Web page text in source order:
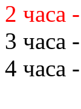
2 часа
3 часа
4 часа